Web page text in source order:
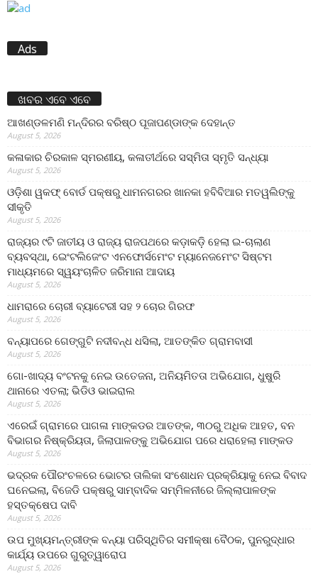
Ads
ଖବର ଏବେ ଏବେ
ଆଖଣ୍ଡଳମଣି ମନ୍ଦିରର ବରିଷ୍ଠ ପୂଜାପଣ୍ଡାଙ୍କ ଦେହାନ୍ତ
August 5, 2026
କଳାକାର ଚିରକାଳ ସ୍ମରଣୀୟ, କଳାତୀର୍ଥରେ ସସ୍ମିତା ସ୍ମୃତି ସନ୍ଧ୍ୟା
August 5, 2026
ଓଡ଼ିଶା ୱକଫ୍ ବୋର୍ଡ ପକ୍ଷରୁ ଧାମନଗରର ଖାନକା ହବିବିଆର ମତୱଲିଙ୍କୁ
ସୀକୃତି
August 5, 2026
ରାଜ୍ୟର ୯ଟି ଜାତୀୟ ଓ ରାଜ୍ୟ ରାଜପଥରେ କଡ଼ାକଡ଼ି ହେଲା ଇ-ଚାଲାଣ
ବ୍ୟବସ୍ଥା, ଇେଂଟଲିଜେଂଟ ଏନଫୋର୍ସମେଂଟ ମ୍ୟାନେଜମେଂଟ ସିଷ୍ଟମ
ମାଧ୍ୟମରେ ସ୍ୱୟଂଚାଳିତ ଜରିମାନା ଆଦାୟ
August 5, 2026
ଧାମରାରେ ଚୋରୀ ବ୍ୟାଟେରୀ ସହ ୨ ଚୋର ଗିରଫ
August 5, 2026
ବନ୍ୟାପରେ ଗେଙ୍ଗୁଟି ନଦୀବନ୍ଧ ଧସିଲା, ଆତଙ୍କିତ ଗ୍ରାମବାସୀ
August 5, 2026
ଗୋ-ଖାଦ୍ୟ ବଂଟନକୁ ନେଇ ଉତେଜନା, ଅନିୟମିତତା ଅଭିଯୋଗ, ଧୁଷୁରି
ଥାନାରେ ଏତଲା; ଭିଡିଓ ଭାଇରାଲ
August 5, 2026
ଏରେଇଁ ଗ୍ରାମରେ ପାଗଳା ମାଙ୍କଡର ଆତଙ୍କ, ୩୦ରୁ ଅଧିକ ଆହତ, ବନ
ବିଭାଗର ନିଷ୍କ୍ରିୟତା, ଜିଲାପାଳଙ୍କୁ ଅଭିଯୋଗ ପରେ ଧରାହେଲା ମାଙ୍କଡ
August 5, 2026
ଭଦ୍ରକ ପୌରଂଚଳରେ ଭୋଟର ତାଲିକା ସଂଶୋଧନ ପ୍ରକ୍ରିୟାକୁ ନେଇ ବିବାଦ
ଘନେଇଲା, ବିଜେଡି ପକ୍ଷରୁ ସାମ୍ବାଦିକ ସମ୍ମିଳନୀରେ ଜିଲ୍ଲାପାଳଙ୍କ
ହସ୍ତକ୍ଷେପ ଦାବି
August 5, 2026
ଉପ ମୁଖ୍ୟମନ୍ତ୍ରୀଙ୍କ ବନ୍ୟା ପରିସ୍ଥିତିର ସମୀକ୍ଷା ବୈଠକ, ପୁନରୁଦ୍ଧାର
କାର୍ଯ୍ୟ ଉପରେ ଗୁରୁତ୍ୱାରୋପ
August 5, 2026